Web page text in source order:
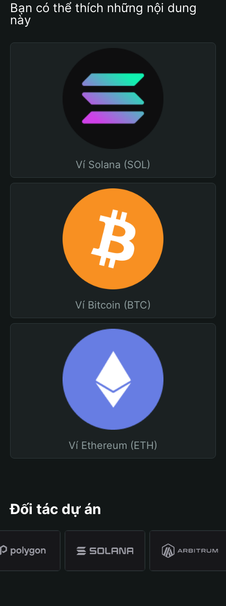
Bạn có thể thích những nội dung
này
Ví Solana (SOL)
Ví Bitcoin (BTC)
Ví Ethereum (ETH)
Đối tác dự án